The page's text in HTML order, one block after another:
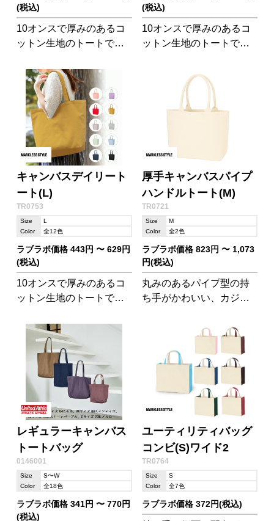
(税込)
10オンスで厚みのあるコ
ットン生地のトートで
もって収容可能!ワンサイ
ズ大きいものをご希望の
方はMLサイズがございま
す。
(税込)
10オンスで厚みのあるコ
ットン生地のトートで
使える、収納力たっぷり
のショルダータイプで
キャンバスデイリート
ート(L)
TR0753
Size
L
Color
全12色
ラブラボ価格 443円 〜 629円
(税込)
10オンスで厚みのあるコ
ットン生地のトートで
って入れられるサイズだ
からイベントやアウトド
アレジャーでも大活躍!
厚手キャンバスパイプ
ハンドルトート(M)
TR0721
Size
M
Color
全2色
ラブラボ価格 823円 〜 1,073
円(税込)
丸みのあるパイプ型の持
ち手がかわいい、カジュ
です。使いやすいサイズ
感で、メインバッグとし
てもサブバッグとしても
使えそう。
レギュラーキャンバス
トートバッグ
0146001
Size
S〜W
Color
全18色
ラブラボ価格 341円 〜 770円
(税込)
ユーティリティバッグ
コンビ(S)ワイド2
TR0764
Size
S
Color
全7色
ラブラボ価格 372円(税込)